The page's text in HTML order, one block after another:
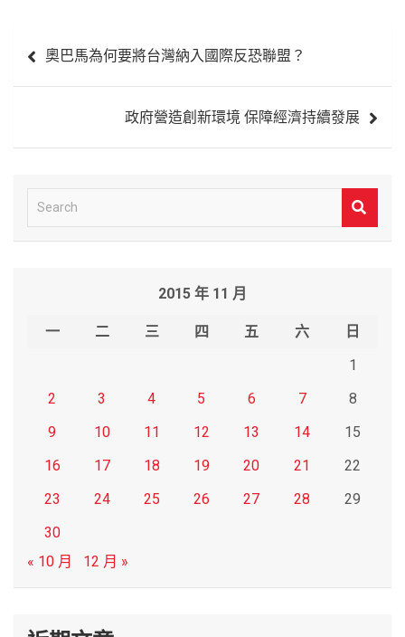
章 奧巴馬為何要將台灣納入國際反恐聯盟？
政府營造創新環境 保障經濟持續發展
e
2015 年 11 月
一 二 三 四 五 六
日
1
2
3 4 5 6 7
8
9
10 11 12 13 14
15
16
17 18 19 20 21
22
23
24 25 26 27 28
29
30
« 10 月
12 月 »